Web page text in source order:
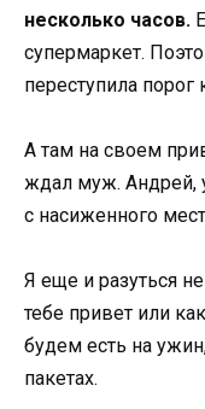
несколько часов.
супермаркет.
переступила порог
А там на своем
ждал муж. Андрей,
с насиженного
Я еще и разуться
тебе привет или
будем есть на
пакетах.